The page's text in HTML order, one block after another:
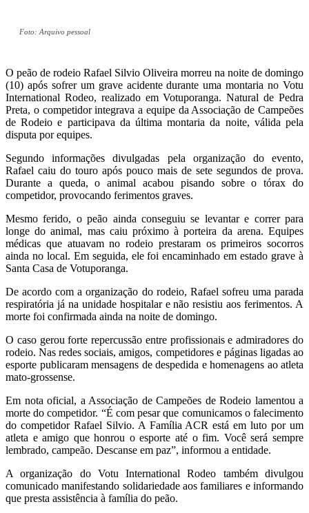
Foto: Arquivo pessoal
O peão de rodeio Rafael Silvio Oliveira morreu na noite de domingo
(10) após sofrer um grave acidente durante uma montaria no Votu
International Rodeo, realizado em Votuporanga. Natural de Pedra
Preta, o competidor integrava a equipe da Associação de Campeões
de Rodeio e participava da última montaria da noite, válida pela
disputa por equipes.
Segundo informações divulgadas pela organização do evento,
Rafael caiu do touro após pouco mais de sete segundos de prova.
Durante a queda, o animal acabou pisando sobre o tórax do
competidor, provocando ferimentos graves.
Mesmo ferido, o peão ainda conseguiu se levantar e correr para
longe do animal, mas caiu próximo à porteira da arena. Equipes
médicas que atuavam no rodeio prestaram os primeiros socorros
ainda no local. Em seguida, ele foi encaminhado em estado grave à
Santa Casa de Votuporanga.
De acordo com a organização do rodeio, Rafael sofreu uma parada
respiratória já na unidade hospitalar e não resistiu aos ferimentos. A
morte foi confirmada ainda na noite de domingo.
O caso gerou forte repercussão entre profissionais e admiradores do
rodeio. Nas redes sociais, amigos, competidores e páginas ligadas ao
esporte publicaram mensagens de despedida e homenagens ao atleta
mato-grossense.
Em nota oficial, a Associação de Campeões de Rodeio lamentou a
morte do competidor. “É com pesar que comunicamos o falecimento
do competidor Rafael Silvio. A Família ACR está em luto por um
atleta e amigo que honrou o esporte até o fim. Você será sempre
lembrado, campeão. Descanse em paz”, informou a entidade.
A organização do Votu International Rodeo também divulgou
comunicado manifestando solidariedade aos familiares e informando
que presta assistência à família do peão.